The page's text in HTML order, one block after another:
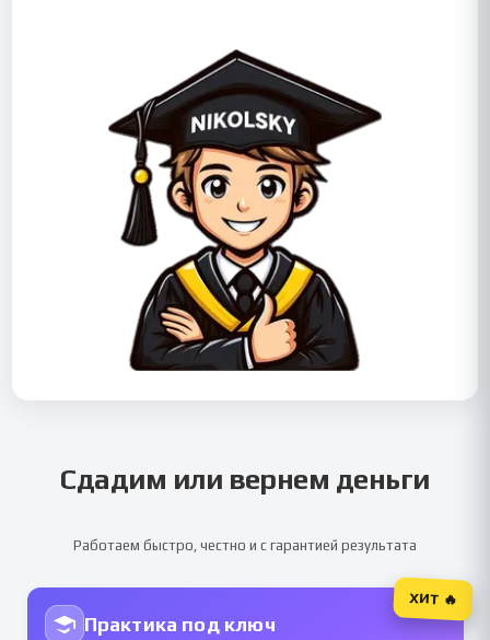
Сдадим или вернем деньги
Работаем быстро, честно и с гарантией результата
Практика под ключ
ХИТ 🔥